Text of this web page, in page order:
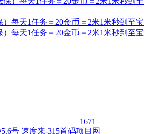
每天1任务＝20金币＝2米1米秒到至宝
每天1任务＝20金币＝2米1米秒到至宝
1671